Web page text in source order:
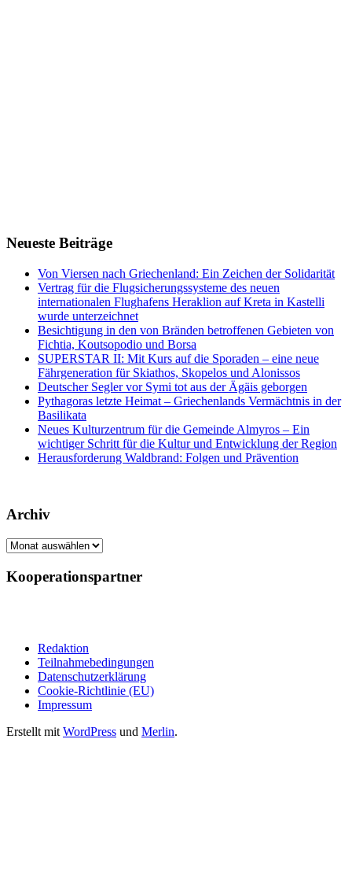
Neueste Beiträge
Von Viersen nach Griechenland: Ein Zeichen der Solidarität
Vertrag für die Flugsicherungssysteme des neuen
internationalen Flughafens Heraklion auf Kreta in Kastelli
wurde unterzeichnet
Besichtigung in den von Bränden betroffenen Gebieten von
Fichtia, Koutsopodio und Borsa
SUPERSTAR II: Mit Kurs auf die Sporaden – eine neue
Fährgeneration für Skiathos, Skopelos und Alonissos
Deutscher Segler vor Symi tot aus der Ägäis geborgen
Pythagoras letzte Heimat – Griechenlands Vermächtnis in der
Basilikata
Neues Kulturzentrum für die Gemeinde Almyros – Ein
wichtiger Schritt für die Kultur und Entwicklung der Region
Herausforderung Waldbrand: Folgen und Prävention
Archiv
Archiv
Kooperationspartner
Redaktion
Teilnahmebedingungen
Datenschutzerklärung
Cookie-Richtlinie (EU)
Impressum
Erstellt mit WordPress und Merlin.